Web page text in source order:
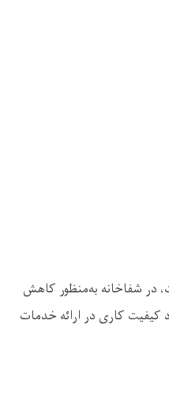
در شفاخانه به‌منظور کاهش
کیفیت کاری در ارائه خدمات